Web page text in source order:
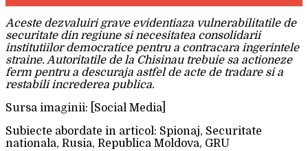
Aceste dezvaluiri grave evidentiaza vulnerabilitatile de
securitate din regiune si necesitatea consolidarii
institutiilor democratice pentru a contracara ingerintele
straine. Autoritatile de la Chisinau trebuie sa actioneze
ferm pentru a descuraja astfel de acte de tradare si a
restabili increderea publica.
Sursa imaginii: [Social Media]
Subiecte abordate in articol: Spionaj, Securitate
nationala, Rusia, Republica Moldova, GRU